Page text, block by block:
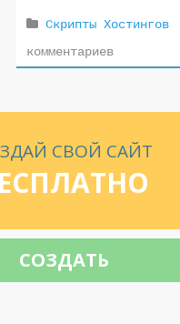
Скрипты Хостингов
комментариев
СВОЙ САЙТ
СОЗДАТЬ